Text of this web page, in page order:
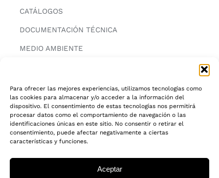
Para ofrecer las mejores experiencias, utilizamos tecnologías como
las cookies para almacenar y/o acceder a la información del
dispositivo. El consentimiento de estas tecnologías nos permitirá
procesar datos como el comportamiento de navegación o las
identificaciones únicas en este sitio. No consentir o retirar el
consentimiento, puede afectar negativamente a ciertas
características y funciones.
Aceptar
CATÁLOGOS
DOCUMENTACIÓN TÉCNICA
MEDIO AMBIENTE
INFORMACIÓN
AVISO LEGAL
POLITICA DE PRIVACIDAD